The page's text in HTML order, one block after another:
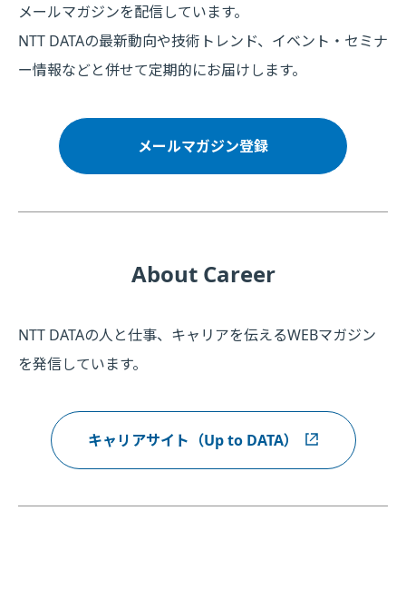
メールマガジンを配信しています。
NTT DATAの最新動向や技術トレンド、イベント・セミナ
ー情報などと併せて定期的にお届けします。
メールマガジン登録
About Career
NTT DATAの人と仕事、キャリアを伝えるWEBマガジン
を発信しています。
キャリアサイト（Up to DATA）